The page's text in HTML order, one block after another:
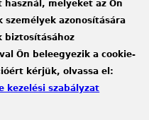
+36 52 503 297
Kutató), +36 20
+36 30 637 7974
melyeket az Ön
személyek azonosítására
biztosításához
Ön beleegyezik a cookie-
kérjük, olvassa el:
kezelési szabályzat